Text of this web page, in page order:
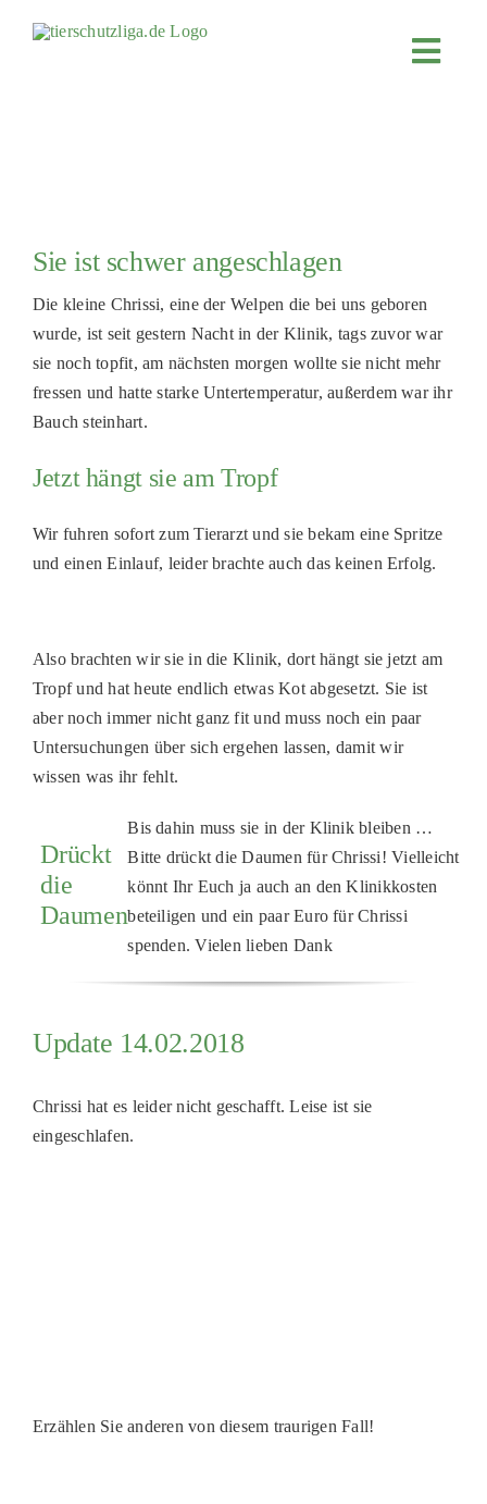
4KIDS
Sie ist schwer angeschlagen
Die kleine Chrissi, eine der Welpen die bei uns geboren
wurde, ist seit gestern Nacht in der Klinik, tags zuvor war
sie noch topfit, am nächsten morgen wollte sie nicht mehr
fressen und hatte starke Untertemperatur, außerdem war ihr
Bauch steinhart.
Jetzt hängt sie am Tropf
Wir fuhren sofort zum Tierarzt und sie bekam eine Spritze
und einen Einlauf, leider brachte auch das keinen Erfolg.
Also brachten wir sie in die Klinik, dort hängt sie jetzt am
Tropf und hat heute endlich etwas Kot abgesetzt. Sie ist
aber noch immer nicht ganz fit und muss noch ein paar
Untersuchungen über sich ergehen lassen, damit wir
wissen was ihr fehlt.
Drückt
die
Daumen
Bis dahin muss sie in der Klinik bleiben …
Bitte drückt die Daumen fürChrissi! Vielleicht
könnt Ihr Euch ja auch an den Klinikkosten
beteiligen und ein paar Euro fürChrissi
spenden. Vielen lieben Dank
Update 14.02.2018
Chrissi hat es leider nicht geschafft. Leise ist sie
eingeschlafen.
Erzählen Sie anderen von diesem traurigen Fall!